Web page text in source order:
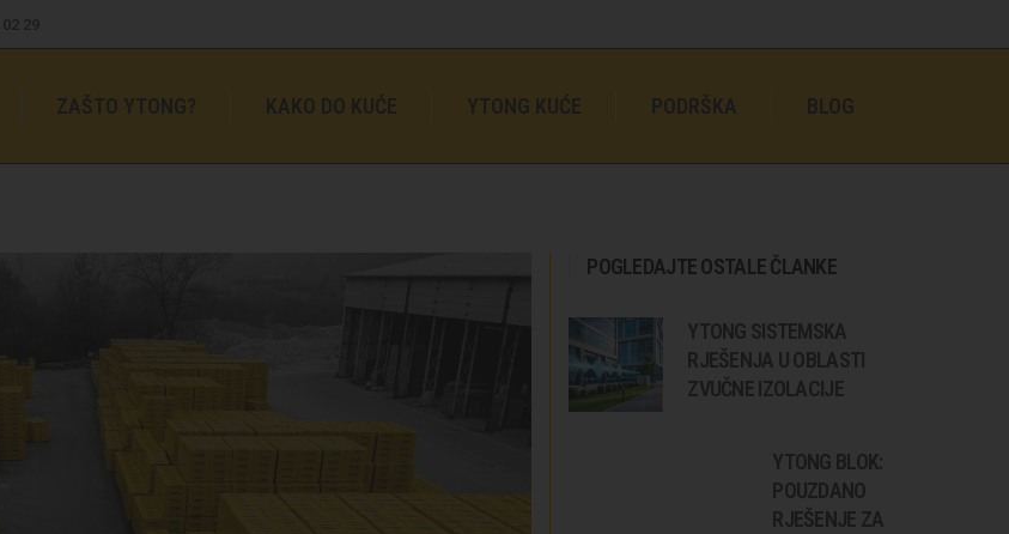
ZAŠTO YTONG? KAKO DO KUĆE YTONG KUĆE PODRŠKA BLOG
POGLEDAJTE OSTALE ČLANKE
YTONG SISTEMSKA
RJEŠENJA U OBLASTI
ZVUČNE IZOLACIJE
YTONG BLOK:
POUZDANO
RJEŠENJE ZA